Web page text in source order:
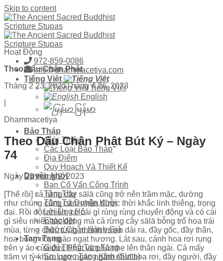
Skip to content
972-859-0086
info@dhammacetiya.com
Tiếng Việt
Tiếng Việt
English
မြန်မာ
Bảo Tháp
Giới Thiệu
Các Loại Bảo Tháp
Địa Điểm
Quy Hoạch Và Thiết Kế
Duyên khởi
Ban Cố Vấn Công Trình
Tâm Thư
Tâm Tư Duyên Khởi
Lời Ủng Hộ
Ebooklet
Bước Chân Hành Giả
Tam Tạng
Giới Thiệu Tam Tạng
Sơ Lược Tạng Kinh (Sutta)
Hoạt Động
Theo Dấu Chân Phật
Tháng 2 23, 2023Tháng 4 26, 2023
Dhammacetiya
Theo Dấu Chân Phật Bút Ký – Ngày
74
Ngày 23 tháng 2, 2023
[Thế rồi] cả rừng cây sālā cũng trở nên trầm mặc, dường
như chúng cũng cảm nhận được thời khắc linh thiêng, trọng
đại. Rồi đột nhiên, có cái gì rùng rùng chuyển động và có cái
gì siêu nhiên tác động mà cả rừng cây sālā bỗng trổ hoa trái
mùa, từng chồi, từng nhánh vươn dài ra, đầy gốc, đầy thân,
hoa bung nở, ngào ngạt hương. Lát sau, cánh hoa rơi rụng
trên y áo của đức Phật và phủ nhẹ lên thân ngài. Cả mấy
trăm vị tỳ-khưu ngơ ngác ngắm nhìn hoa rơi, đầy người, đầy